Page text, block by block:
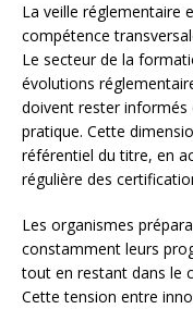
La veille réglementaire
compétence
Le secteur de la
évolutions
doivent rester informés
pratique. Cette
référentiel du titre, en
régulière des
Les organismes
constamment leurs
tout en restant dans le
Cette tension entre